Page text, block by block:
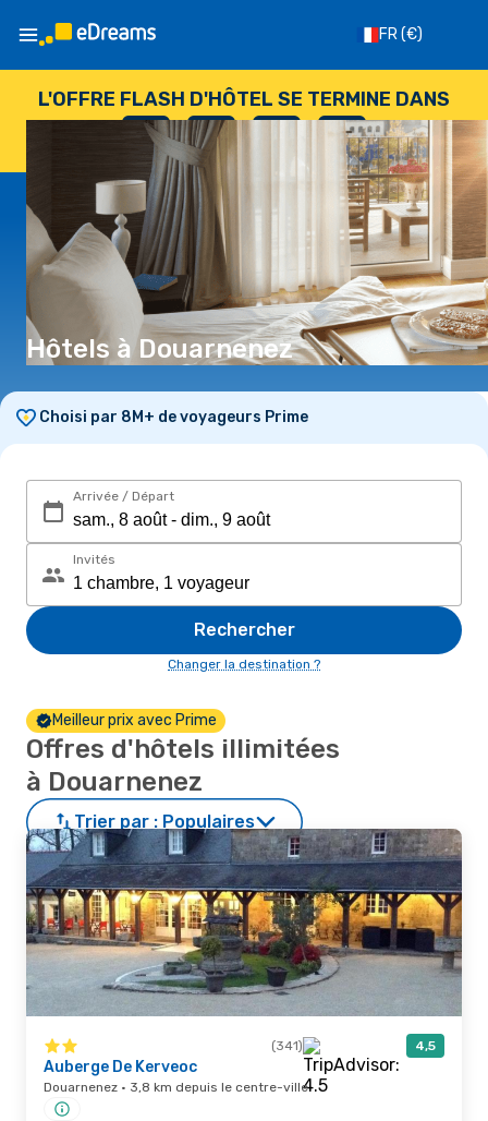
FR(€)
L'OFFRE FLASH D'HÔTEL SE TERMINE DANS
--
JOURS
: --
HEURES
: --
SECONDES
Hôtels à Douarnenez
Choisi par 8M+ de voyageurs Prime
Arrivée / Départ
Invités
Rechercher
Changer la destination ?
Meilleur prix avec Prime
Offres d'hôtels illimitées
à Douarnenez
Trier par : Populaires
(341) 4,5
Auberge De Kerveoc
Douarnenez · 3,8 km depuis le centre-ville